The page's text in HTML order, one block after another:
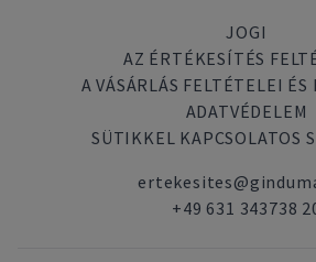
JOGI
AZ ÉRTÉKESÍTÉS
A VÁSÁRLÁS FELTÉTELEI ÉS
ADATVÉDELEM
SÜTIKKEL KAPCSOLATOS
+49 631 343738